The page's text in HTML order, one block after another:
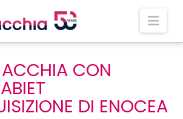
CON
DI ENOCEA